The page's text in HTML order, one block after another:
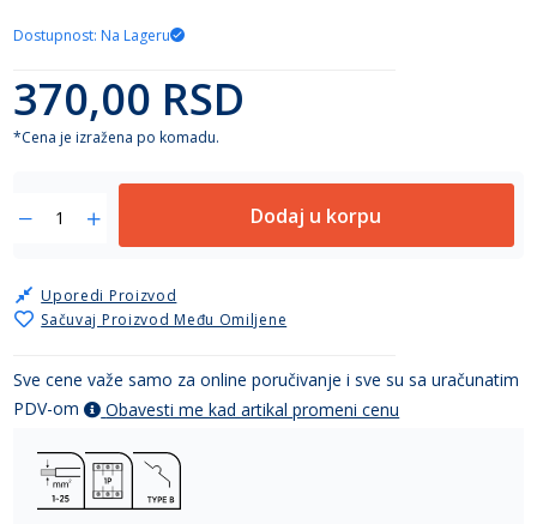
the
gallery
Dostupnost: Na Lageru
370,00 RSD
*Cena je izražena po komadu.
Dodaj u korpu
Sačuvaj Proizvod Među Omiljene
Uporedi Proizvod
Sve cene važe samo za online poručivanje i sve su sa uračunatim
PDV-om
Obavesti me kad artikal promeni cenu